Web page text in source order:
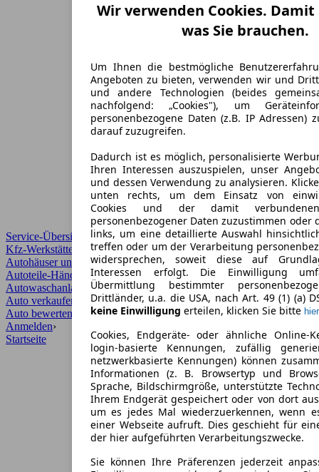
Service-Übersicht
Kfz-Werkstätten
Autohäuser und Händler
Autoteile-Händler
Autowaschanlagen
Auto verkaufen
Auto bewerten
Anmelden›
Wir verwenden Cookies.
was Sie brauchen.
Um Ihnen die bestmögliche
Angeboten zu bieten, verwenden wir und
und andere Technologien (beides
nachfolgend: „Cookies"), um
personenbezogene Daten (z.B. IP Adressen)
darauf zuzugreifen.
Dadurch ist es möglich, personalisierte
Ihren Interessen auszuspielen, unser
und dessen Verwendung zu analysieren.
unten rechts, um dem Einsatz von
Cookies und der damit
personenbezogener Daten zuzustimmen oder
links, um eine detaillierte Auswahl
treffen oder um der Verarbeitung
widersprechen, soweit diese auf
Interessen erfolgt. Die Einwilligung
Übermittlung bestimmter
Drittländer, u.a. die USA, nach Art. 49 (1) (a)
keine Einwilligung erteilen, klicken Sie bitte hier
Cookies, Endgeräte- oder ähnliche Online-
login-basierte Kennungen, zufällig
netzwerkbasierte Kennungen) können
Informationen (z. B. Browsertyp und
Sprache, Bildschirmgröße, unterstützte
Ihrem Endgerät gespeichert oder von dort
um es jedes Mal wiederzuerkennen, wenn
einer Webseite aufruft. Dies geschieht für
der hier aufgeführten Verarbeitungszwecke.
Sie können Ihre Präferenzen jederzeit
Startseite